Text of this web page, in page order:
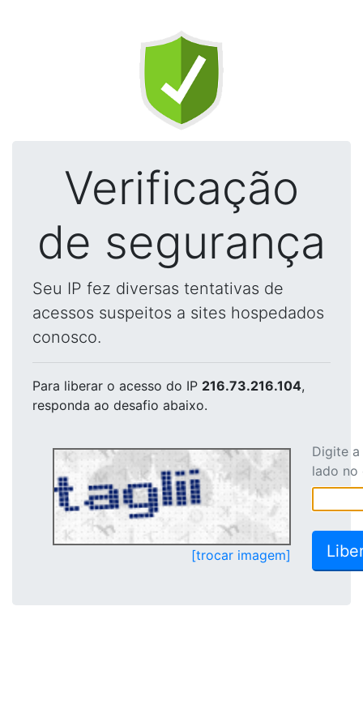
Verificação
de segurança
Seu IP fez diversas tentativas de
acessos suspeitos a sites hospedados
conosco.
Para liberar o acesso do IP 216.73.216.104,
responda ao desafio abaixo.
[trocar imagem]
Digite
lado no